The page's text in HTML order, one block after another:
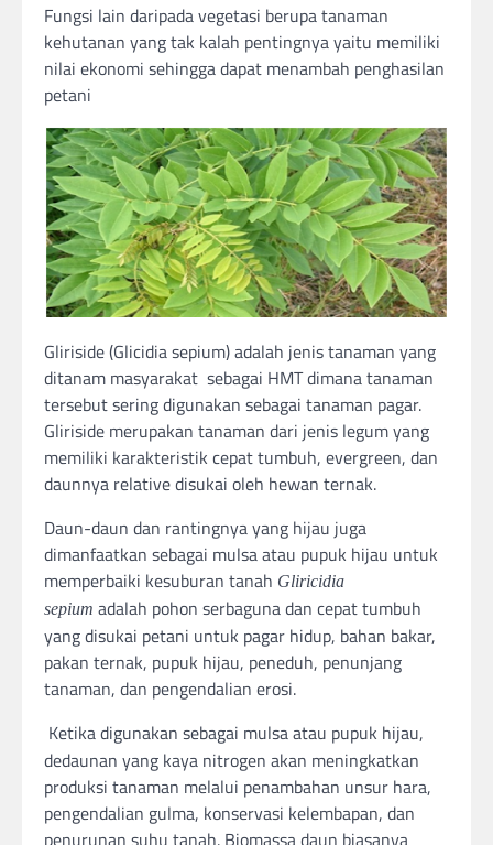
Fungsi lain daripada vegetasi berupa tanaman
kehutanan yang tak kalah pentingnya yaitu memiliki
nilai ekonomi sehingga dapat menambah penghasilan
petani
Gliriside (Glicidia sepium) adalah jenis tanaman yang
ditanam masyarakat sebagai HMT dimana tanaman
tersebut sering digunakan sebagai tanaman pagar.
Gliriside merupakan tanaman dari jenis legum yang
memiliki karakteristik cepat tumbuh, evergreen, dan
daunnya relative disukai oleh hewan ternak.
Daun-daun dan rantingnya yang hijau juga
dimanfaatkan sebagai mulsa atau pupuk hijau untuk
memperbaiki kesuburan tanah Gliricidia
sepium adalah pohon serbaguna dan cepat tumbuh
yang disukai petani untuk pagar hidup, bahan bakar,
pakan ternak, pupuk hijau, peneduh, penunjang
tanaman, dan pengendalian erosi.
Ketika digunakan sebagai mulsa atau pupuk hijau,
dedaunan yang kaya nitrogen akan meningkatkan
produksi tanaman melalui penambahan unsur hara,
pengendalian gulma, konservasi kelembapan, dan
penurunan suhu tanah. Biomassa daun biasanya